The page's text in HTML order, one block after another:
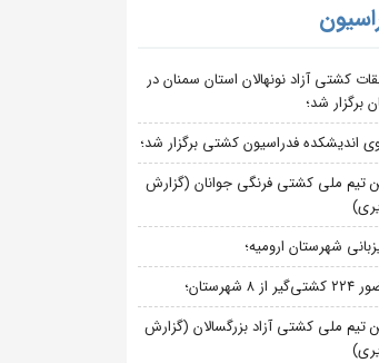
کشتی آزاد نونهالان استان سمنان در
برگزار شد؛
اندیشکده فدراسیون کشتی برگزار شد؛
تیم ملی کشتی فرنگی جوانان (گزارش
شهرستان ارومیه؛
۸ شهرستان؛
تیم ملی کشتی آزاد بزرگسالان (گزارش